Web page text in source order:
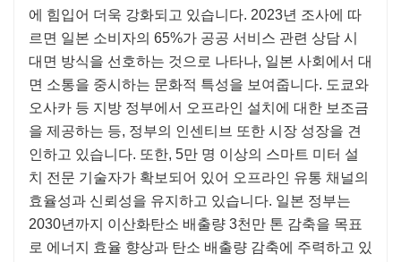
에 힘입어 더욱 강화되고 있습니다. 2023년 조사에 따
르면 일본 소비자의 65%가 공공 서비스 관련 상담 시
대면 방식을 선호하는 것으로 나타나, 일본 사회에서 대
면 소통을 중시하는 문화적 특성을 보여줍니다. 도쿄와
오사카 등 지방 정부에서 오프라인 설치에 대한 보조금
을 제공하는 등, 정부의 인센티브 또한 시장 성장을 견
인하고 있습니다. 또한, 5만 명 이상의 스마트 미터 설
치 전문 기술자가 확보되어 있어 오프라인 유통 채널의
효율성과 신뢰성을 유지하고 있습니다. 일본 정부는
2030년까지 이산화탄소 배출량 3천만 톤 감축을 목표
로 에너지 효율 향상과 탄소 배출량 감축에 주력하고 있